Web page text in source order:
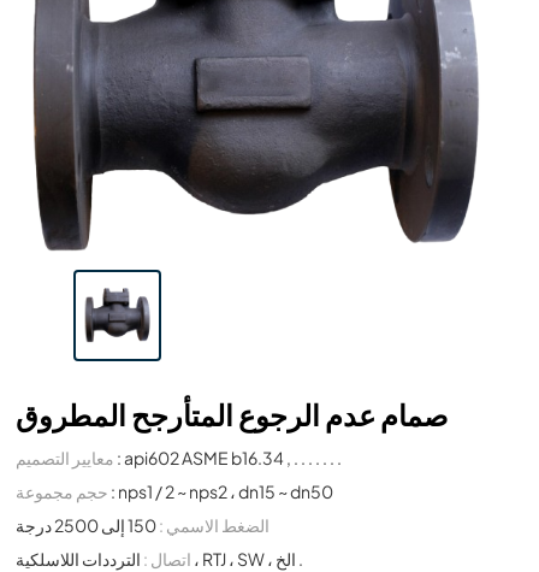
صمام عدم الرجوع المتأرجح المطروق
معايير التصميم : api602 ASME b16.34 , . . . . . . .
حجم مجموعة : nps1 / 2 ~ nps2 ، dn15 ~ dn50
الضغط الاسمي :150 إلى 2500 درجة
اتصال :
الترددات اللاسلكية ، RTJ ، SW ، الخ .